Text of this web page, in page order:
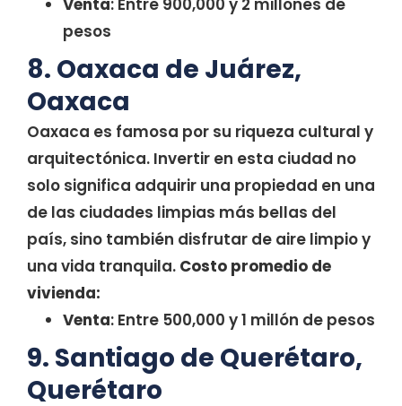
Venta: Entre 900,000 y 2 millones de
pesos
8. Oaxaca de Juárez,
Oaxaca
Oaxaca es famosa por su riqueza cultural y
arquitectónica. Invertir en esta ciudad no
solo significa adquirir una propiedad en una
de las ciudades limpias más bellas del
país, sino también disfrutar de aire limpio y
una vida tranquila. Costo promedio de
vivienda:
Venta: Entre 500,000 y 1 millón de pesos
9. Santiago de Querétaro,
Querétaro